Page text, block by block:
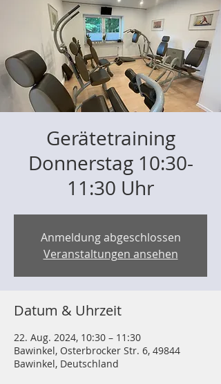
Gerätetraining
Donnerstag 10:30-
11:30 Uhr
Anmeldung abgeschlossen
Veranstaltungen ansehen
Datum & Uhrzeit
22. Aug. 2024, 10:30 – 11:30
Bawinkel, Osterbrocker Str. 6, 49844
Bawinkel, Deutschland